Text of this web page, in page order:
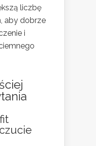
liczbę
aby dobrze
i